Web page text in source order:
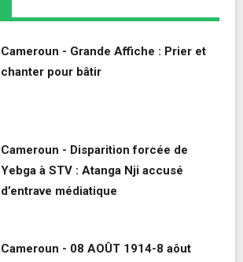
Cameroun - Grande Affiche : Prier et
chanter pour bâtir
Cameroun - Disparition forcée de
Yebga à STV : Atanga Nji accusé
d’entrave médiatique
Cameroun - 08 AOÛT 1914-8 aôut